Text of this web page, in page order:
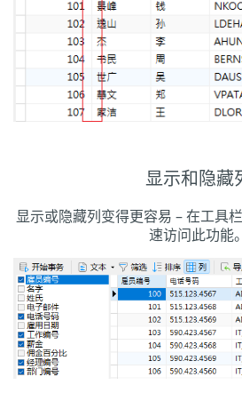
显示和隐藏
显示或隐藏列变得更容易 – 在工具
速访问此功能。